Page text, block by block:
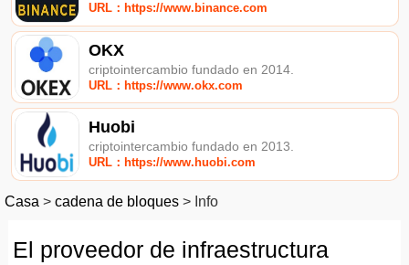
URL：https://www.binance.com
OKX
criptointercambio fundado en 2014.
URL：https://www.okx.com
Huobi
criptointercambio fundado en 2013.
URL：https://www.huobi.com
Casa > cadena de bloques > Info
El proveedor de infraestructura